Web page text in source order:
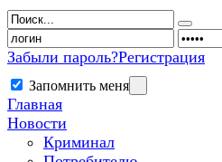
Забыли пароль?Регистрация
Запомнить меня
Главная
Новости
Криминал